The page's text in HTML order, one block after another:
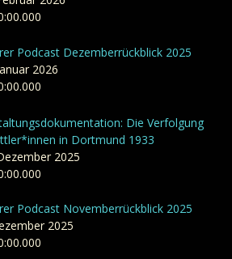
Podcast Dezemberrückblick 2025
2026
Die Verfolgung
in Dortmund 1933
2025
Podcast Novemberrückblick 2025
2025